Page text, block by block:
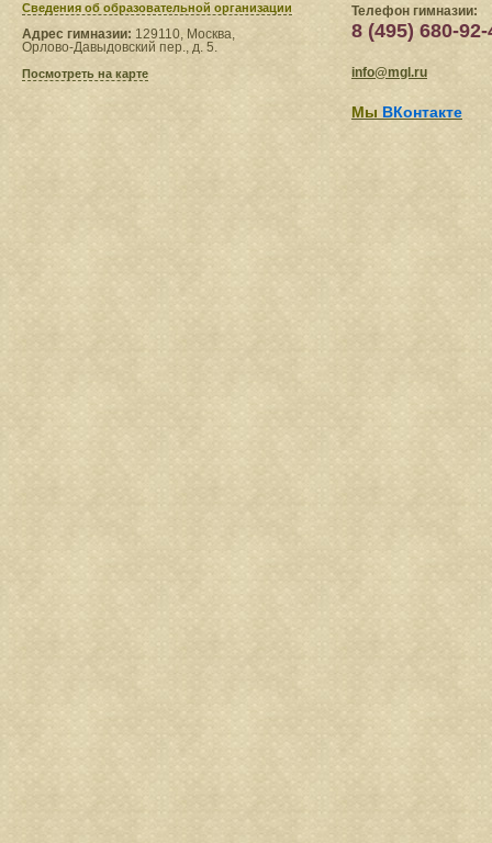
Сведения​ об образовательной организации
Адрес гимназии: 129110, Москва,
Орлово-Давыдовский пер., д. 5.
Посмотреть на карте
Телефон гимназии:
8 (495) 680-92-
info@mgl.ru
Мы ВКонтакте